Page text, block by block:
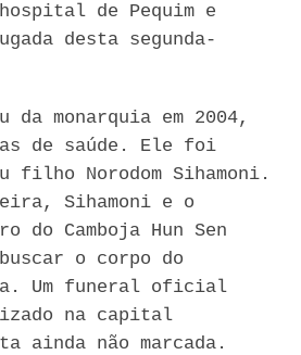
de Pequim e
desta segunda-
da monarquia em 2004,
de saúde. Ele foi
filho Norodom Sihamoni.
Sihamoni e o
do Camboja Hun Sen
o corpo do
Um funeral oficial
na capital
ainda não marcada.